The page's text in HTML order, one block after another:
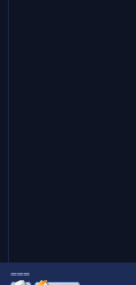
===